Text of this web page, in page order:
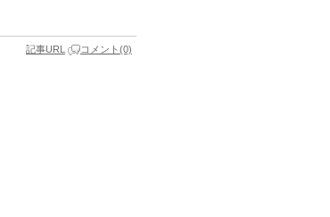
記事URL コメント(0)